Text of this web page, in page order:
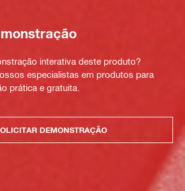
interativa deste produto?
especialistas em produtos para
prática e gratuita.
DEMONSTRAÇÃO